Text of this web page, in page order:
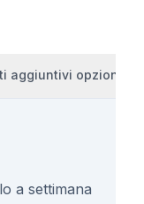
aggiuntivi opzionali
a settimana